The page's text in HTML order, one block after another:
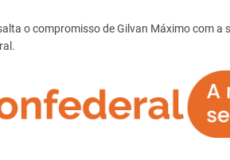
o compromisso de Gilvan Máximo com